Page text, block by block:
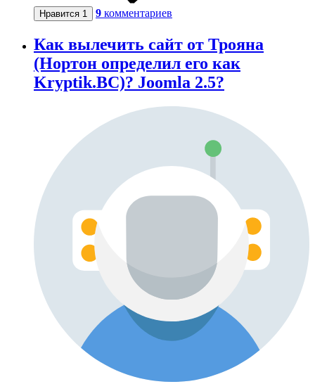
Нравится 1 9 комментариев
Как вылечить сайт от Трояна
(Нортон определил его как
Kryptik.BC)? Joomla 2.5?